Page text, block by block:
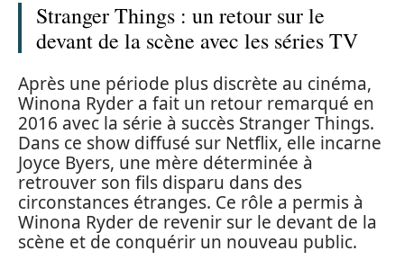
Stranger Things : un retour sur le
devant de la scène avec les séries TV
Après une période plus discrète au cinéma,
Winona Ryder a fait un retour remarqué en
2016 avec la série à succès Stranger Things.
Dans ce show diffusé sur Netflix, elle incarne
Joyce Byers, une mère déterminée à
retrouver son fils disparu dans des
circonstances étranges. Ce rôle a permis à
Winona Ryder de revenir sur le devant de la
scène et de conquérir un nouveau public.